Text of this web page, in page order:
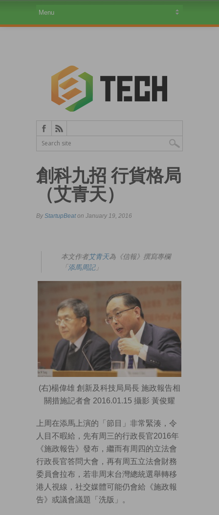
創科九招 行貨格局
（艾青天）
By StartupBeaton January 19, 2016
本文作者艾青天為《信報》撰寫專欄
「 添馬周記」
(右)楊偉雄 創新及科技局局長 施政報告相
關措施記者會 2016.01.15 攝影 黃俊耀
上周在添馬上演的「節目」非常緊湊，令
人目不暇給，先有周三的行政長官2016年
《施政報告》發布，繼而有周四的立法會
行政長官答問大會，再有周五立法會財務
委員會拉布，若非周末台灣總統選舉轉移
港人視線，社交媒體可能仍會給《施政報
告》或議會議題「洗版」。